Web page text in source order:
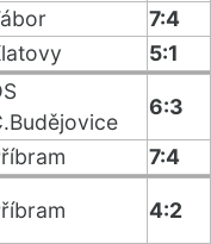
7:4
5:1
6:3
7:4
4:2